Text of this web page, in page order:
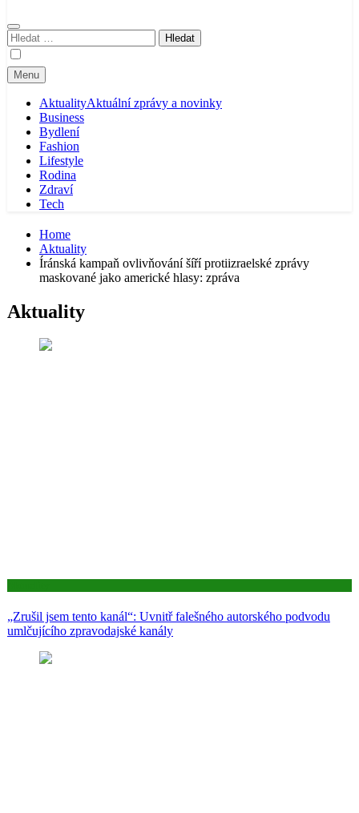
Vyhledávání
Menu
AktualityAktuální zprávy a novinky
Business
Bydlení
Fashion
Lifestyle
Rodina
Zdraví
Tech
Home
Aktuality
Íránská kampaň ovlivňování šíří protiizraelské zprávy
maskované jako americké hlasy: zpráva
Aktuality
„Zrušil jsem tento kanál“: Uvnitř falešného autorského podvodu
umlčujícího zpravodajské kanály